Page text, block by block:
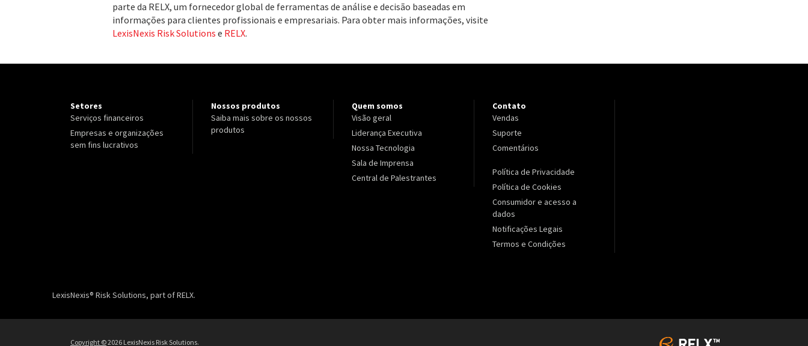
parte da RELX, um fornecedor global de ferramentas de análise e decisão baseadas em
informações para clientes profissionais e empresariais. Para obter mais informações, visite
LexisNexis Risk Solutions e RELX.
Setores
Serviços financeiros
Empresas e organizações
sem fins lucrativos
Nossos produtos
Saiba mais sobre os nossos
produtos
Quem somos
Visão geral
Liderança Executiva
Nossa Tecnologia
Sala de Imprensa
Central de Palestrantes
Contato
Vendas
Suporte
Comentários
Política de Privacidade
Política de Cookies
Consumidor e acesso a
dados
Notificações Legais
Termos e Condições
LexisNexis® Risk Solutions, part of RELX.
Copyright ©2026 LexisNexis Risk Solutions.